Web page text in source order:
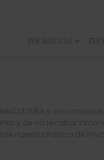
ZER BISITATU
ZER
y, en
y de no recabar
nuestra Política de